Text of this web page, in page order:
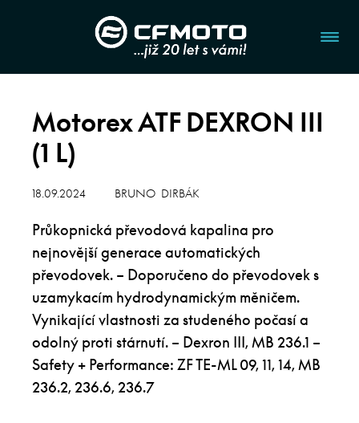
Motorex ATF DEXRON III
(1 L)
18.09.2024 BRUNO DIRBÁK
Průkopnická převodová kapalina pro
nejnovější generace automatických
převodovek. – Doporučeno do převodovek s
uzamykacím hydrodynamickým měničem.
Vynikající vlastnosti za studeného počasí a
odolný proti stárnutí. – Dexron III, MB 236.1 –
Safety + Performance: ZF TE-ML 09, 11, 14, MB
236.2, 236.6, 236.7